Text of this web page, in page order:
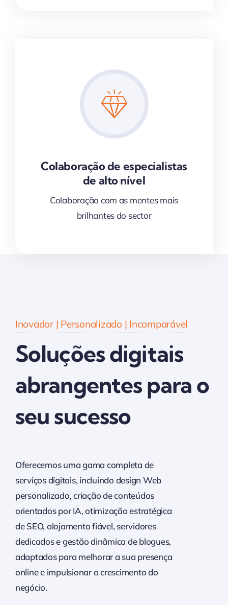
Colaboração de especialistas
de alto nível
Colaboração com as mentes mais
brilhantes do sector
Inovador | Personalizado | Incomparável
Soluções digitais
abrangentes para o
seu sucesso
Oferecemos uma gama completa de
serviços digitais, incluindo design Web
personalizado, criação de conteúdos
orientados por IA, otimização estratégica
de SEO, alojamento fiável, servidores
dedicados e gestão dinâmica de blogues,
adaptados para melhorar a sua presença
online e impulsionar o crescimento do
negócio.